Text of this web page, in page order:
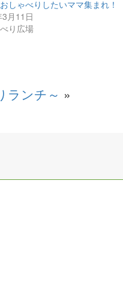
しゃべりしたいママ集まれ！
月11日
り広場
ランチ～ »